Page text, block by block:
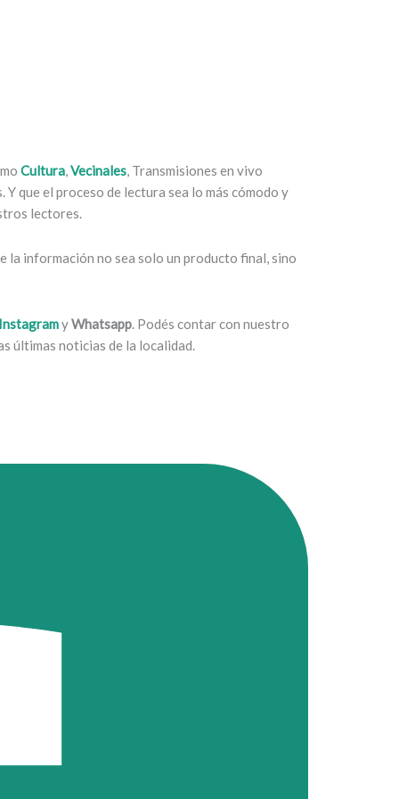
Cultura,Vecinales, Transmisiones en vivo
que el proceso de lectura sea lo más cómodo y
lectores.
la información no sea solo un producto final, sino
yWhatsapp. Podés contar con nuestro
últimas noticias de la localidad.